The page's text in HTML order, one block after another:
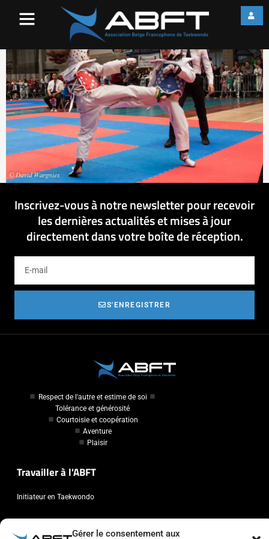
Gérer le consentement aux
Inscrivez-vous à notre newsletter pour recevoir
les dernières actualités et mises à jour
directement dans votre boîte de réception.
S'ENREGISTRER
Respect de l'autre et estime de soi
Tolérance et générosité
Courtoisie et coopération
Aventure
Plaisir
Travailler à l'ABFT
Initiateur en Taekwondo